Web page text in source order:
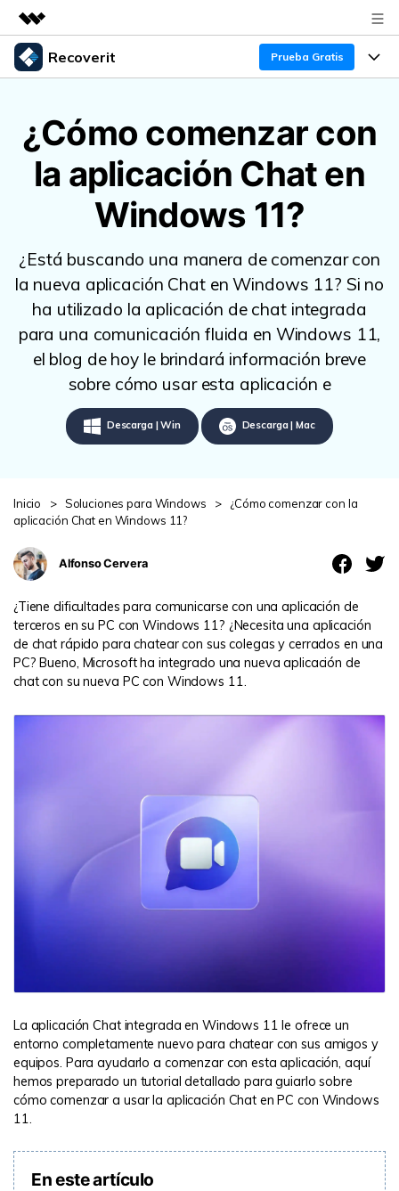
Productos destacados
Utilidades
Resumen
Soluciones
Quiénes somos
Sala de prensa
Soporte
Recoverit Prueba Gratis
Recoverit para Windows
Líder en recuperación para Windows
Pruébalo Gratis
Recoverit para Mac
Recupera datos ilimitados del sistema Mac
Pruébalo Gratis
Otros Productos
Repairit - Reparar Datos
UBackit - Respaldar Datos
Funciones
Recuperar de Unidades
Recuperar Medios Borrados
Soluciones de Recuperación Exclusivas
Recuperar Documentos
Escenarios de Pérdida de Datos
VER TODAS LAS FUNCIONES
Recursos
Experto en Recuperación de Datos
Historias de Clientes
Temas Destacados
Guía
DESCARGAR Sign In
search
¿Cómo comenzar con
la aplicación Chat en
Windows 11?
¿Está buscando una manera de comenzar con
la nueva aplicación Chat en Windows 11? Si no
ha utilizado la aplicación de chat integrada
para una comunicación fluida en Windows 11,
el blog de hoy le brindará información breve
sobre cómo usar esta aplicación e
Descarga | Win Descarga | Mac
Inicio > Soluciones para Windows >
¿Cómo comenzar con la
aplicación Chat en Windows 11?
Alfonso Cervera
¿Tiene dificultades para comunicarse con una aplicación de
terceros en su PC con Windows 11? ¿Necesita una aplicación
de chat rápido para chatear con sus colegas y cerrados en una
PC? Bueno, Microsoft ha integrado una nueva aplicación de
chat con su nueva PC con Windows 11.
La aplicación Chat integrada en Windows 11 le ofrece un
entorno completamente nuevo para chatear con sus amigos y
equipos. Para ayudarlo a comenzar con esta aplicación, aquí
hemos preparado un tutorial detallado para guiarlo sobre
cómo comenzar a usar la aplicación Chat en PC con Windows
11.
En este artículo